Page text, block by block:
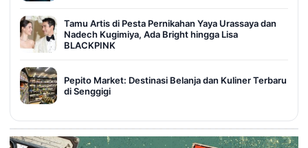
Tamu Artis di Pesta Pernikahan Yaya Urassaya dan
Nadech Kugimiya, Ada Bright hingga Lisa
BLACKPINK
Pepito Market: Destinasi Belanja dan Kuliner Terbaru
di Senggigi